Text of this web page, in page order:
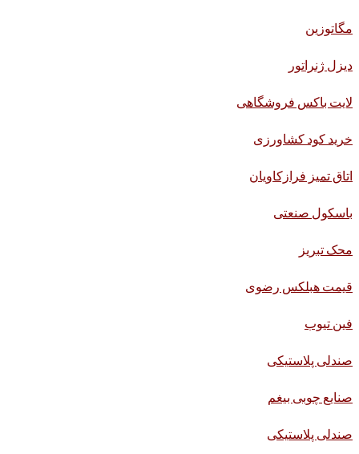
مگاتوزین
دیزل ژنراتور
لایت باکس فروشگاهی
خرید کود کشاورزی
اتاق تمیز فرازکاویان
باسکول صنعتی
محک تبریز
قیمت هبلکس رضوی
فین تیوب
صندلی پلاستیکی
صنایع چوبی بیغم
صندلی پلاستیکی